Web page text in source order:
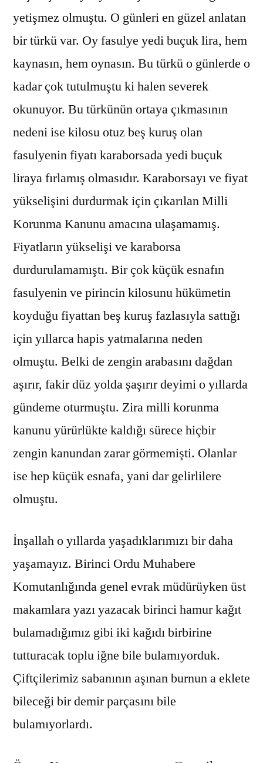
yetişmez olmuştu. O günleri en güzel anlatan
bir türkü var. Oy fasulye yedi buçuk lira, hem
kaynasın, hem oynasın. Bu türkü o günlerde o
kadar çok tutulmuştu ki halen severek
okunuyor. Bu türkünün ortaya çıkmasının
nedeni ise kilosu otuz beş kuruş olan
fasulyenin fiyatı karaborsada yedi buçuk
liraya fırlamış olmasıdır. Karaborsayı ve fiyat
yükselişini durdurmak için çıkarılan Milli
Korunma Kanunu amacına ulaşamamış.
Fiyatların yükselişi ve karaborsa
durdurulamamıştı. Bir çok küçük esnafın
fasulyenin ve pirincin kilosunu hükümetin
koyduğu fiyattan beş kuruş fazlasıyla sattığı
için yıllarca hapis yatmalarına neden
olmuştu. Belki de zengin arabasını dağdan
aşırır, fakir düz yolda şaşırır deyimi o yıllarda
gündeme oturmuştu. Zira milli korunma
kanunu yürürlükte kaldığı sürece hiçbir
zengin kanundan zarar görmemişti. Olanlar
ise hep küçük esnafa, yani dar gelirlilere
olmuştu.
İnşallah o yıllarda yaşadıklarımızı bir daha
yaşamayız. Birinci Ordu Muhabere
Komutanlığında genel evrak müdürüyken üst
makamlara yazı yazacak birinci hamur kağıt
bulamadığımız gibi iki kağıdı birbirine
tutturacak toplu iğne bile bulamıyorduk.
Çiftçilerimiz sabanının aşınan burnun a eklete
bileceği bir demir parçasını bile
bulamıyorlardı.